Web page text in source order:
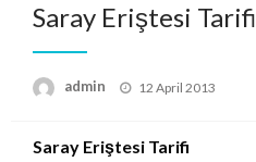
Saray Eriştesi Tarifi
admin
Posted
12 April 2013
Saray Eriştesi Tarifi